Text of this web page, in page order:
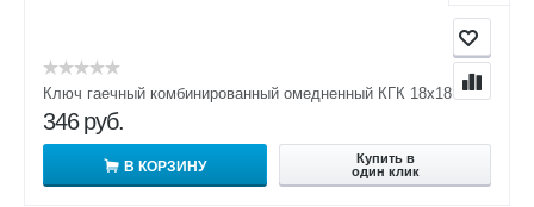
Ключ гаечный комбинированный омедненный КГК 18х18
346 руб.
В КОРЗИНУ
Купить в
один клик